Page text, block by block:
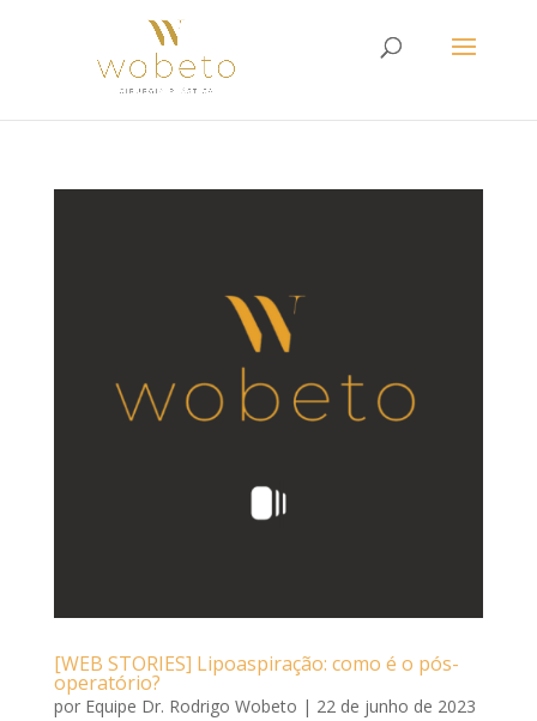
[WEB STORIES] Lipoaspiração: como é o pós-
operatório?
por Equipe Dr. Rodrigo Wobeto | 22 de junho de 2023